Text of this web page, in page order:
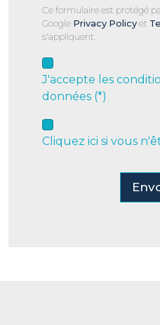
Ce formulaire est protégé
Google Privacy Policy et
s'appliquent.
J'accepte les
données (*)
Cliquez ici si vous